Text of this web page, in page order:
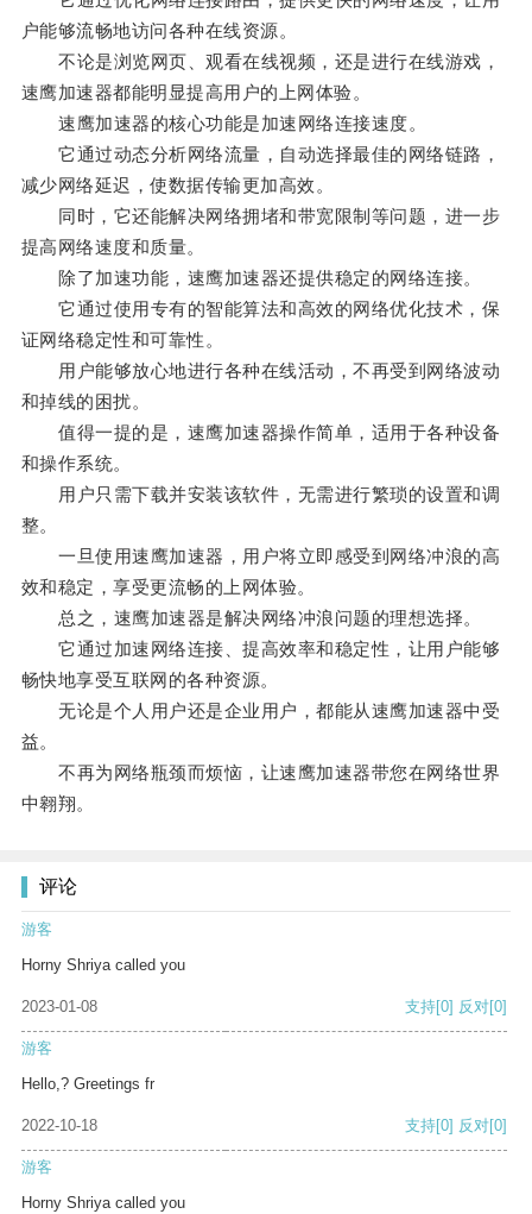
户能够流畅地访问各种在线资源。
不论是浏览网页、观看在线视频，还是进行在线游戏，
速鹰加速器都能明显提高用户的上网体验。
速鹰加速器的核心功能是加速网络连接速度。
它通过动态分析网络流量，自动选择最佳的网络链路，
减少网络延迟，使数据传输更加高效。
同时，它还能解决网络拥堵和带宽限制等问题，进一步
提高网络速度和质量。
除了加速功能，速鹰加速器还提供稳定的网络连接。
它通过使用专有的智能算法和高效的网络优化技术，保
证网络稳定性和可靠性。
用户能够放心地进行各种在线活动，不再受到网络波动
和掉线的困扰。
值得一提的是，速鹰加速器操作简单，适用于各种设备
和操作系统。
用户只需下载并安装该软件，无需进行繁琐的设置和调
整。
一旦使用速鹰加速器，用户将立即感受到网络冲浪的高
效和稳定，享受更流畅的上网体验。
总之，速鹰加速器是解决网络冲浪问题的理想选择。
它通过加速网络连接、提高效率和稳定性，让用户能够
畅快地享受互联网的各种资源。
无论是个人用户还是企业用户，都能从速鹰加速器中受
益。
不再为网络瓶颈而烦恼，让速鹰加速器带您在网络世界
中翱翔。
评论
游客
Horny Shriya called you
2023-01-08 支持[0] 反对[0]
游客
Hello,? Greetings fr
2022-10-18 支持[0] 反对[0]
游客
Horny Shriya called you